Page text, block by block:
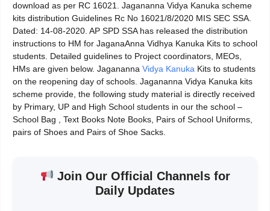
download as per RC 16021. Jagananna Vidya Kanuka scheme
kits distribution Guidelines Rc No 16021/8/2020 MIS SEC SSA.
Dated: 14-08-2020. AP SPD SSA has released the distribution
instructions to HM for JaganaAnna Vidhya Kanuka Kits to school
students. Detailed guidelines to Project coordinators, MEOs,
HMs are given below. Jagananna Vidya Kanuka Kits to students
on the reopening day of schools. Jagananna Vidya Kanuka kits
scheme provide, the following study material is directly received
by Primary, UP and High School students in our the school –
School Bag , Text Books Note Books, Pairs of School Uniforms,
pairs of Shoes and Pairs of Shoe Sacks.
Join Our Official Channels for
Daily Updates